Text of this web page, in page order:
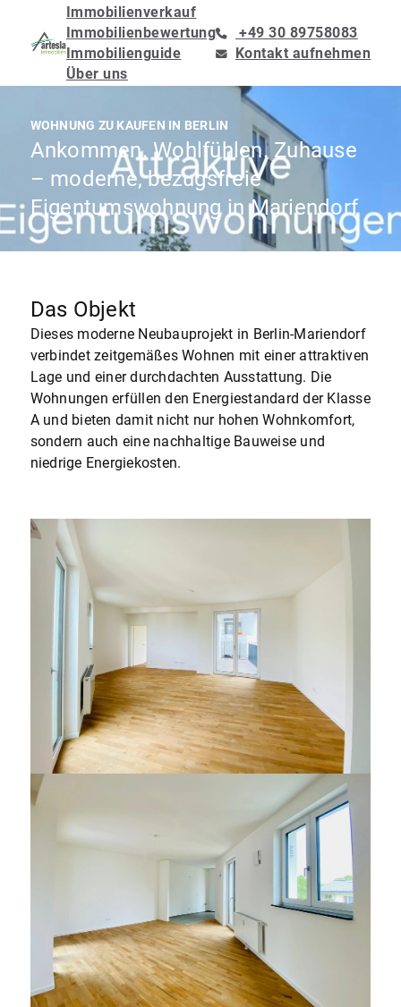
Immobilienverkauf
Immobilienbewertung
Immobilienguide
Über uns
+49 30 89758083
Kontakt aufnehmen
WOHNUNG ZU KAUFEN IN BERLIN
Ankommen. Wohlfühlen. Zuhause
– moderne, bezugsfreie
Eigentumswohnung in Mariendorf
Das Objekt
Dieses moderne Neubauprojekt in Berlin-Mariendorf
verbindet zeitgemäßes Wohnen mit einer attraktiven
Lage und einer durchdachten Ausstattung. Die
Wohnungen erfüllen den Energiestandard der Klasse
A und bieten damit nicht nur hohen Wohnkomfort,
sondern auch eine nachhaltige Bauweise und
niedrige Energiekosten.